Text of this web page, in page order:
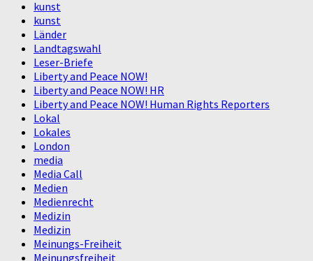
kunst
kunst
Länder
Landtagswahl
Leser-Briefe
Liberty and Peace NOW!
Liberty and Peace NOW! HR
Liberty and Peace NOW! Human Rights Reporters
Lokal
Lokales
London
media
Media Call
Medien
Medienrecht
Medizin
Medizin
Meinungs-Freiheit
Meinungsfreiheit